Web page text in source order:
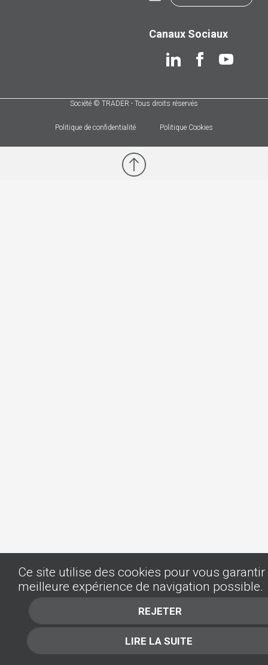
Canaux Sociaux
Société © TRADER - Tous droits réservés
Politique de confidentialité Politique Cookies
Ce site utilise des cookies pour vous garantir
meilleure expérience de navigation possible.
REJETER
LIRE LA SUITE